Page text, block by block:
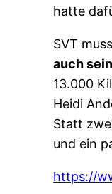
hatte
SVT
auch
13.000
Heidi
Statt
und ein
https://